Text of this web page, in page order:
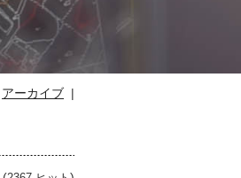
アーカイブ |